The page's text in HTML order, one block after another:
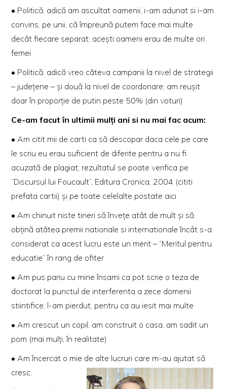
• Politică, adică am ascultat oamenii, i-am adunat si i-am
convins, pe unii, că împreună putem face mai multe
decât fiecare separat; acești oameni erau de multe ori
femei
• Politică, adică vreo câteva campanii la nivel de strategii
– județene – și două la nivel de coordonare; am reușit
doar în proporție de putin peste 50% (din voturi)
Ce-am facut în ultimii mulți ani si nu mai fac acum:
• Am citit mii de carti ca să descopar daca cele pe care
le scriu eu erau suficient de diferite pentru a nu fi
acuzată de plagiat; rezultatul se poate verifica pe
”Discursul lui Foucault”, Editura Cronica, 2004 (cititi
prefata cartii) și pe toate celelalte postate aici
• Am chinuit niste tineri să învețe atât de mult și să
obțină atâtea premii nationale si internationale încât s-a
considerat ca acest lucru este un merit – “Meritul pentru
educatie” în rang de ofiter
• Am pus pariu cu mine însami ca pot scrie o teza de
doctorat la punctul de interferenta a zece domenii
stiintifice; l-am pierdut, pentru ca au iesit mai multe
• Am crescut un copil, am construit o casa, am sadit un
pom (mai mulți, în realitate)
• Am încercat o mie de alte lucruri care m-au ajutat să
cresc